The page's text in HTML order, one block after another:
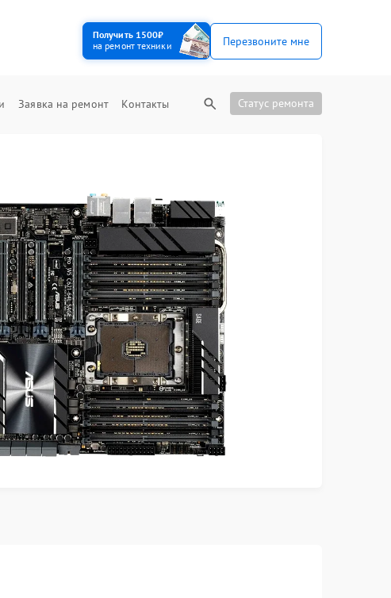
Получить 1500₽
на ремонт техники
Перезвоните мне
Заявка на ремонт Контакты Статус ремонта